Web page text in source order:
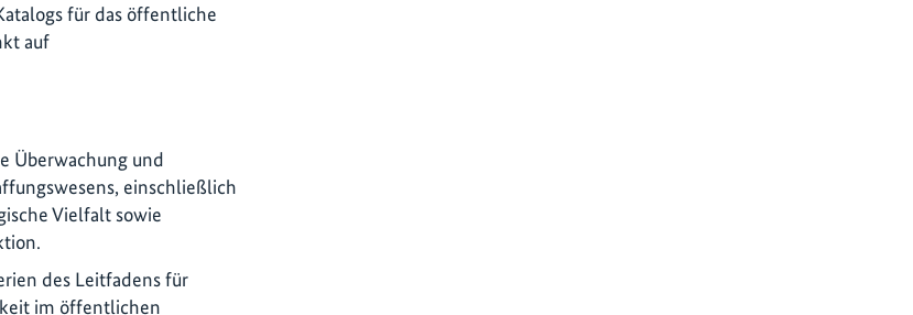
für das öffentliche
auf
Überwachung und
einschließlich
Vielfalt sowie
des Leitfadens für
im öffentlichen